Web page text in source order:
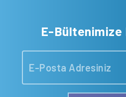
E-Bültenimize